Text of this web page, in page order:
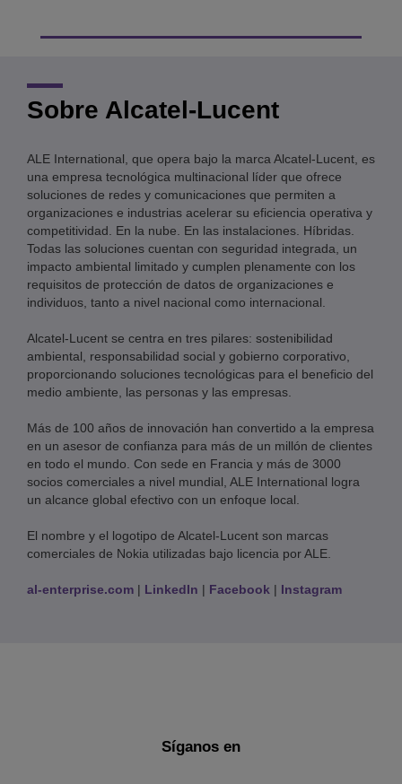
Sobre Alcatel-Lucent
ALE International, que opera bajo la marca Alcatel-Lucent, es
una empresa tecnológica multinacional líder que ofrece
soluciones de redes y comunicaciones que permiten a
organizaciones e industrias acelerar su eficiencia operativa y
competitividad. En la nube. En las instalaciones. Híbridas.
Todas las soluciones cuentan con seguridad integrada, un
impacto ambiental limitado y cumplen plenamente con los
requisitos de protección de datos de organizaciones e
individuos, tanto a nivel nacional como internacional.
Alcatel-Lucent se centra en tres pilares: sostenibilidad
ambiental, responsabilidad social y gobierno corporativo,
proporcionando soluciones tecnológicas para el beneficio del
medio ambiente, las personas y las empresas.
Más de 100 años de innovación han convertido a la empresa
en un asesor de confianza para más de un millón de clientes
en todo el mundo. Con sede en Francia y más de 3000
socios comerciales a nivel mundial, ALE International logra
un alcance global efectivo con un enfoque local.
El nombre y el logotipo de Alcatel-Lucent son marcas
comerciales de Nokia utilizadas bajo licencia por ALE.
al-enterprise.com | LinkedIn | Facebook | Instagram
Síganos en